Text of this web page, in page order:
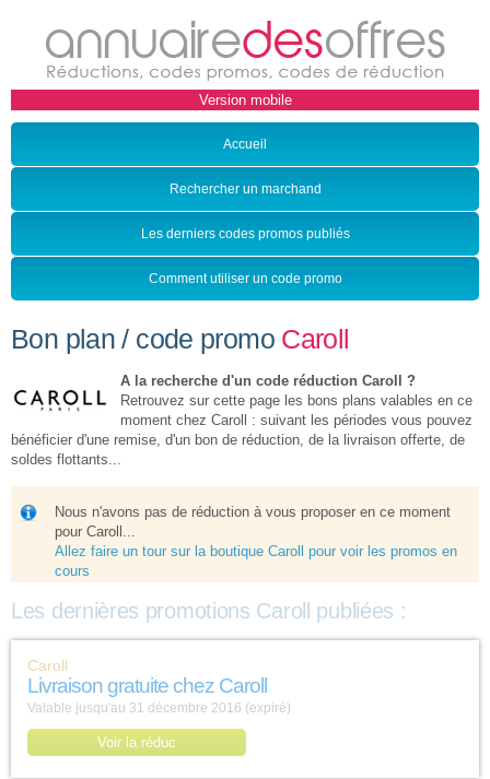
Accueil
Rechercher un marchand
Les derniers codes promos publiés
Comment utiliser un code promo
Bon plan / code promo Caroll
A la recherche d'un code réduction Caroll ?
Retrouvez sur cette page les bons plans valables en ce
moment chez Caroll : suivant les périodes vous pouvez
bénéficier d'une remise, d'un bon de réduction, de la livraison offerte, de
soldes flottants...
Nous n'avons pas de réduction à vous proposer en ce moment
pour Caroll...
Allez faire un tour sur la boutique Caroll pour voir les promos en
cours
Les dernières promotions Caroll publiées :
Caroll
Livraison gratuite chez Caroll
Valable jusqu'au 31 décembre 2016 (expiré)
Voir la réduc